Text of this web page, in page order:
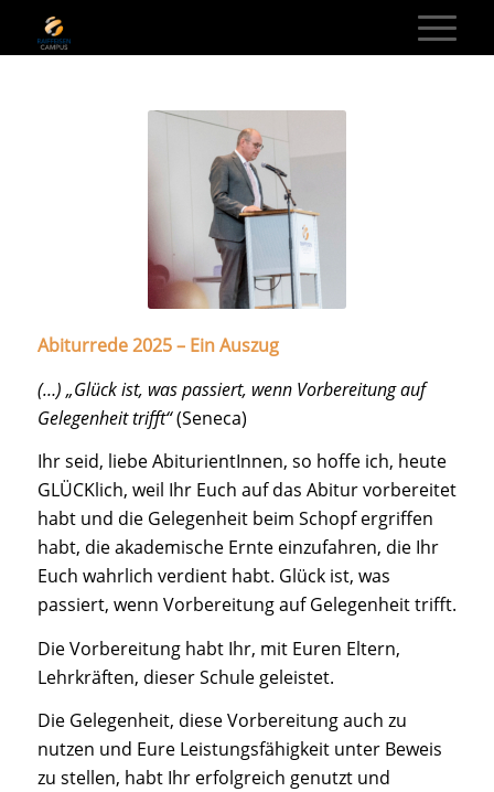
Abiturrede 2025 – Ein Auszug
(…) „Glück ist, was passiert, wenn Vorbereitung auf
Gelegenheit trifft“(Seneca)
Ihr seid, liebe AbiturientInnen, so hoffe ich, heute
GLÜCKlich, weil Ihr Euch auf das Abitur vorbereitet
habt und die Gelegenheit beim Schopf ergriffen
habt, die akademische Ernte einzufahren, die Ihr
Euch wahrlich verdient habt. Glück ist, was
passiert, wenn Vorbereitung auf Gelegenheit trifft.
Die Vorbereitung habt Ihr, mit Euren Eltern,
Lehrkräften, dieser Schule geleistet.
Die Gelegenheit, diese Vorbereitung auch zu
nutzen und Eure Leistungsfähigkeit unter Beweis
zu stellen, habt Ihr erfolgreich genutzt und